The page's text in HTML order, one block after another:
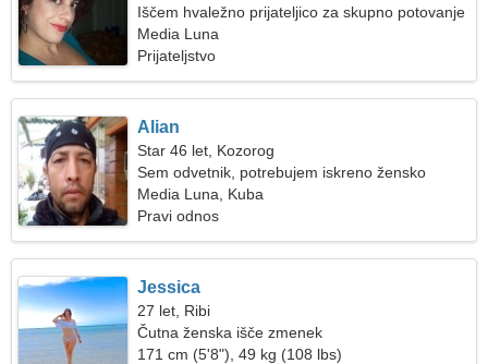
Iščem hvaležno prijateljico za skupno potovanje
Media Luna
Prijateljstvo
Alian
Star 46 let, Kozorog
Sem odvetnik, potrebujem iskreno žensko
Media Luna, Kuba
Pravi odnos
Jessica
27 let, Ribi
Čutna ženska išče zmenek
171 cm (5'8"), 49 kg (108 lbs)